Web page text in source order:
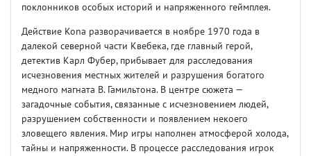
поклонников особых историй и напряженного геймплея.
Действие Kona разворачивается в ноябре 1970 года в
далекой северной части Квебека, где главный герой,
детектив Карл Фубер, прибывает для расследования
исчезновения местных жителей и разрушения богатого
медного магната В. Гамильтона. В центре сюжета —
загадочные события, связанные с исчезновением людей,
разрушением собственности и появлением некоего
зловещего явления. Мир игры наполнен атмосферой холода,
тайны и напряженности. В процессе расследования игрок